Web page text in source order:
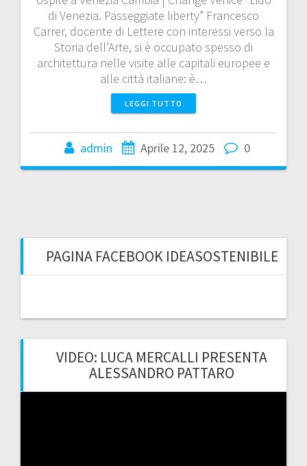
di Venezia. Passeggiate liberty” Francesco
Carrer, docente di Lettere con interessi verso la
Storia dell’Arte, si è occupato spesso di
architettura nelle visite alle capitali europee e
alle città italiane: è…
LEGGI TUTTO
admin Aprile 12, 2025 0
PAGINA FACEBOOK IDEASOSTENIBILE
VIDEO: LUCA MERCALLI PRESENTA
ALESSANDRO PATTARO